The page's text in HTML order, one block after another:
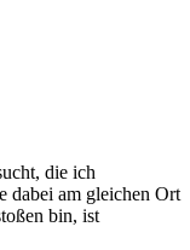
die ich
dabei am gleichen Ort
bin, ist